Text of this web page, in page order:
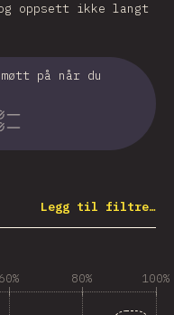
oppsett ikke langt
på når du
Legg til filtre…
60% 80% 100%